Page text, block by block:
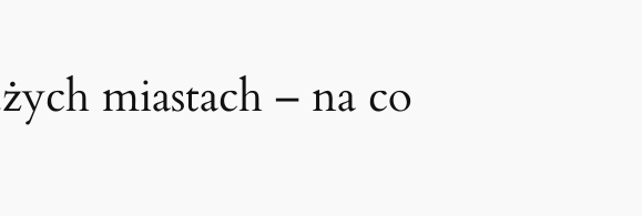
miastach – na co